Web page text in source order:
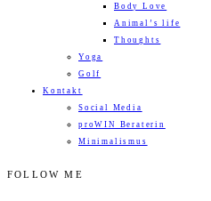
Body Love
Animal’s life
Thoughts
Yoga
Golf
Kontakt
Social Media
proWIN Beraterin
Minimalismus
FOLLOW ME